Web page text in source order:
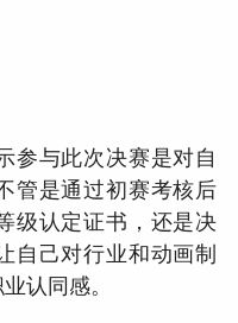
参与此次决赛是对自
管是通过初赛考核后
级认定证书，还是决
自己对行业和动画制
认同感。